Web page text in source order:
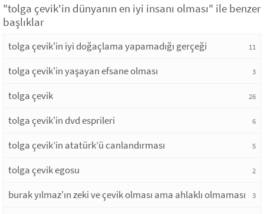
"tolga çevik'in dünyanın en iyi insanı olması" ile benzer
başlıklar
tolga çevik'in iyi doğaçlama yapamadığı gerçeği 11
tolga çevik'in yaşayan efsane olması 3
tolga çevik 26
tolga çevik'in dvd esprileri 6
tolga çevik’in atatürk’ü canlandırması 5
tolga çevik egosu 2
burak yılmaz'ın zeki ve çevik olması ama ahlaklı olmaması 3